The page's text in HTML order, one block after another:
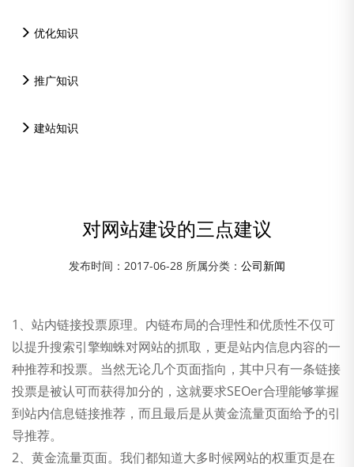
资讯中心
公司新闻
优化知识
推广知识
建站知识
对网站建设的三点建议
发布时间：2017-06-28 所属分类： 公司新闻
1、站内链接投票原理。内链布局的合理性和优质性不仅可
以提升搜索引擎蜘蛛对网站的抓取，更是站内信息内容的一
种推荐和投票。当然无论几个页面指向，其中只有一条链接
投票是被认可而获得加分的，这就要求SEOer合理能够掌握
到站内信息链接推荐，而且最后是从黄金流量页面给予的引
导推荐。
2、黄金流量页面。我们都知道大多时候网站的权重页是在